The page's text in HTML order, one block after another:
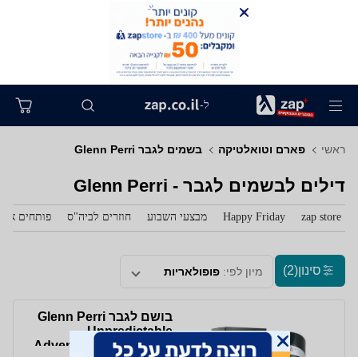
ל-
ראשי פארם וטואלטיקה בשמים לגבר Glenn Perri
דילים לבשמים לגבר - Glenn Perri
zap store
Happy Friday מבצעי השבוע חוזרים לביה"ס פותחים את
סינון(2) מיון לפי: פופולאריות
בושם לגבר Glenn Perri
Unpredictable
Adventure E.D.T 100ml